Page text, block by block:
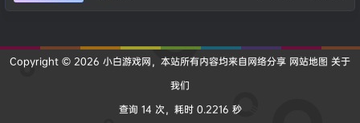
Copyright © 2026 小白游戏网，本站所有内容均来自网络分享 网站地图 关于
我们
查询 14 次，耗时 0.2216 秒